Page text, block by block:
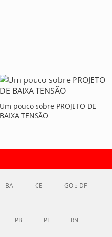
Um pouco sobre PROJETO DE
BAIXA TENSÃO
BA CE GO e DF
PB PI RN